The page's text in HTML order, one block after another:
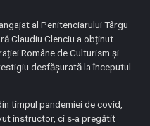
al Penitenciarului Târgu
Claudiu Clenciu a obținut
Române de Culturism și
desfășurată la începutul
timpul pandemiei de covid,
instructor, ci s-a pregătit